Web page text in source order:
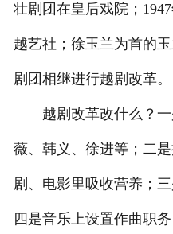
壮剧团在皇后戏院；
越艺社；徐玉兰为首的
剧团相继进行越剧改革。
越剧改革改什么？一
薇、韩义、徐进等；二
剧、电影里吸收营养；
四是音乐上设置作曲职